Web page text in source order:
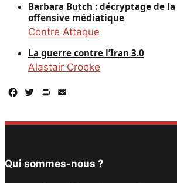
Barbara Butch : décryptage de
offensive médiatique
Contre Attaque
La guerre contre l’Iran 3.0
Alastair Crooke
Facebook
TwitterPrintFriendly
Qui sommes-nous ?